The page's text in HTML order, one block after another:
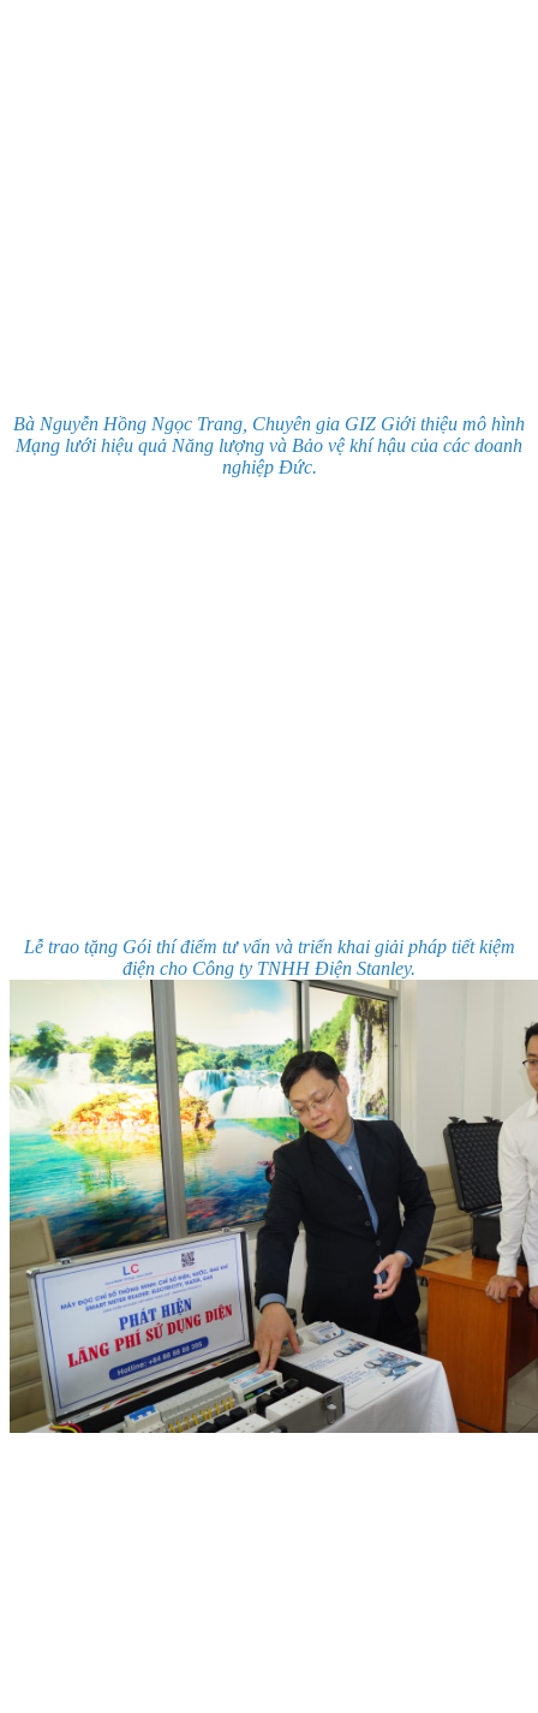
Bà Nguyễn Hồng Ngọc Trang, Chuyên gia GIZ Giới thiệu mô hình
Mạng lưới hiệu quả Năng lượng và Bảo vệ khí hậu của các doanh
nghiệp Đức.
Lễ trao tặng Gói thí điểm tư vấn và triển khai giải pháp tiết kiệm
điện cho Công ty TNHH Điện Stanley.